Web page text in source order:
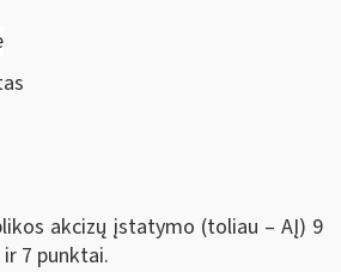
akcizų įstatymo (toliau – AĮ) 9
7 punktai.